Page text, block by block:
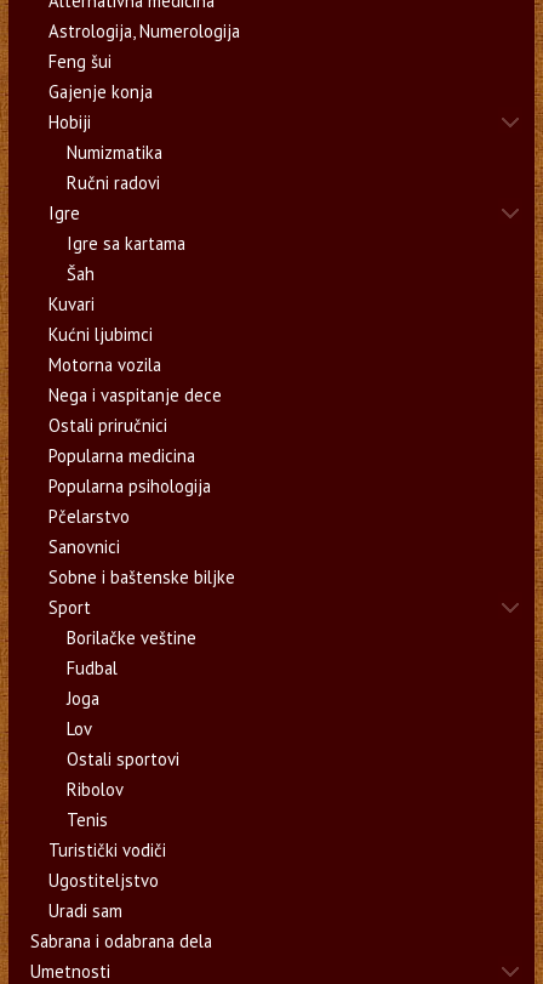
Astrologija, Numerologija
Feng šui
Gajenje konja
Hobiji
Numizmatika
Ručni radovi
Igre
Igre sa kartama
Šah
Kuvari
Kućni ljubimci
Motorna vozila
Nega i vaspitanje dece
Ostali priručnici
Popularna medicina
Popularna psihologija
Pčelarstvo
Sanovnici
Sobne i baštenske biljke
Sport
Borilačke veštine
Fudbal
Joga
Lov
Ostali sportovi
Ribolov
Tenis
Turistički vodiči
Ugostiteljstvo
Uradi sam
Sabrana i odabrana dela
Umetnosti